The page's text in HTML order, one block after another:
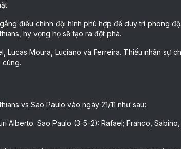
điều chỉnh đội hình phù hợp để duy trì phong độ.
hy vọng họ sẽ tạo ra đột phá.
Lucas Moura, Luciano và Ferreira. Thiếu nhân sự
cùng.
vs Sao Paulo vào ngày 21/11 như sau:
Alberto. Sao Paulo (3-5-2): Rafael; Franco, Sabino,